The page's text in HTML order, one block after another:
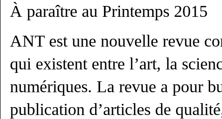
À paraître au Printemps 2015
ANT est une nouvelle revue
qui existent entre l’art, la
numériques. La revue a pour
publication d’articles de